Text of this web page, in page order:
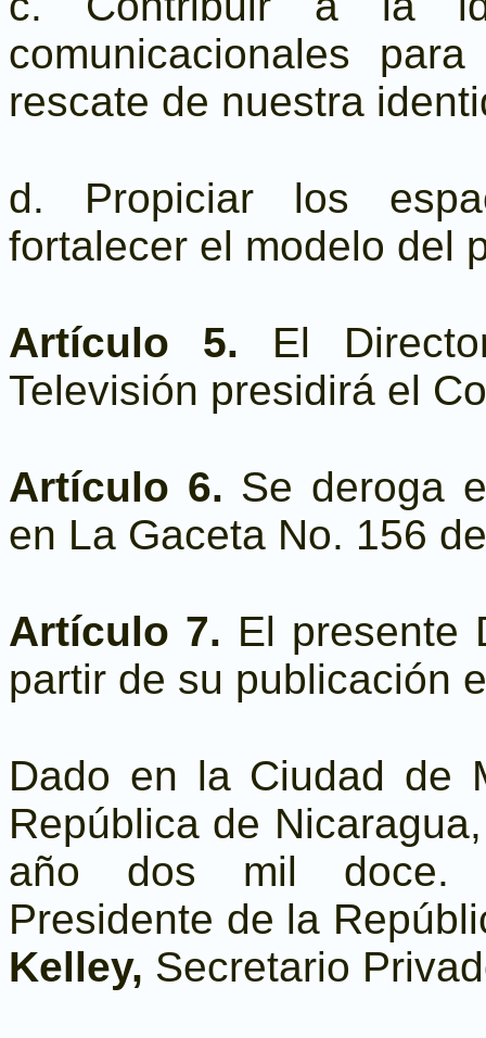
comunicacionales
rescate de nuestra
d. Propiciar los
fortalecer el modelo del
Artículo 5. El
Televisión presidirá el
Artículo 6. Se deroga
en La Gaceta No. 156
Artículo 7. El presente
partir de su publicación
Dado en la Ciudad de
República de
año dos mil
Presidente de la
Kelley, Secretario